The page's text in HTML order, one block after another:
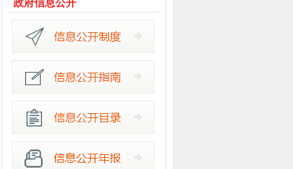
政府信息公开